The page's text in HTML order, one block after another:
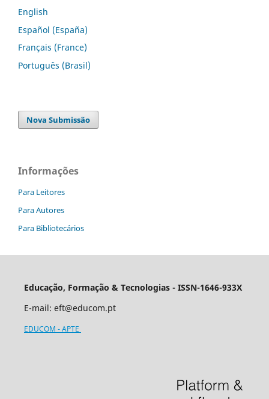
English
Español (España)
Français (France)
Português (Brasil)
Nova Submissão
Informações
Para Leitores
Para Autores
Para Bibliotecários
Educação, Formação & Tecnologias - ISSN-1646-933X
E-mail: eft@educom.pt
EDUCOM - APTE